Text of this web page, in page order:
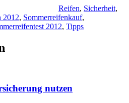
Reifen, Sicherheit,
2012, Sommerreifenkauf,
2012, Tipps
nutzen